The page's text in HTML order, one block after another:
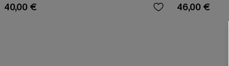
40,00 € 46,00 €